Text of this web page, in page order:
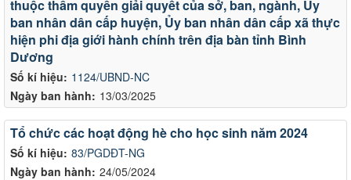
Số kí hiệu: 1124/UBND-NC
Ngày ban hành: 13/03/2025
thuộc thẩm quyền giải quyết của sở, ban, ngành, Ủy
ban nhân dân cấp huyện, Ủy ban nhân dân cấp xã thực
hiện phi địa giới hành chính trên địa bàn tỉnh Bình
Dương
Số kí hiệu: 83/PGDĐT-NG
Ngày ban hành: 24/05/2024
Tổ chức các hoạt động hè cho học sinh năm 2024